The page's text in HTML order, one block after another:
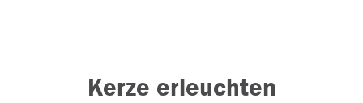
Kerze erleuchten